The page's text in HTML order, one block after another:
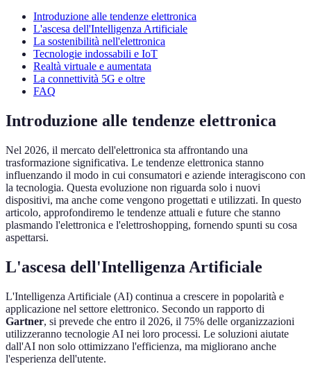
Introduzione alle tendenze elettronica
L'ascesa dell'Intelligenza Artificiale
La sostenibilità nell'elettronica
Tecnologie indossabili e IoT
Realtà virtuale e aumentata
La connettività 5G e oltre
FAQ
Introduzione alle tendenze elettronica
Nel 2026, il mercato dell'elettronica sta affrontando una
trasformazione significativa. Le tendenze elettronica stanno
influenzando il modo in cui consumatori e aziende interagiscono con
la tecnologia. Questa evoluzione non riguarda solo i nuovi
dispositivi, ma anche come vengono progettati e utilizzati. In questo
articolo, approfondiremo le tendenze attuali e future che stanno
plasmando l'elettronica e l'elettroshopping, fornendo spunti su cosa
aspettarsi.
L'ascesa dell'Intelligenza Artificiale
L'Intelligenza Artificiale (AI) continua a crescere in popolarità e
applicazione nel settore elettronico. Secondo un rapporto di
Gartner, si prevede che entro il 2026, il 75% delle organizzazioni
utilizzeranno tecnologie AI nei loro processi. Le soluzioni aiutate
dall'AI non solo ottimizzano l'efficienza, ma migliorano anche
l'esperienza dell'utente.